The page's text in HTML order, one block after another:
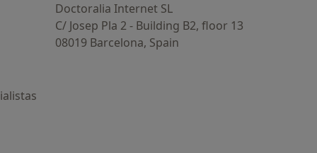
Doctoralia Internet SL
C/ Josep Pla 2 - Building B2, floor 13
08019 Barcelona, Spain